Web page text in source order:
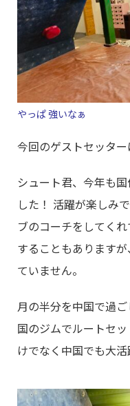
やっぱ 強いなぁ
今回のゲストセッタ
シュート君、今年も
した！ 活躍が楽しみ
ブのコーチをしてく
することもあります
ていません。
月の半分を中国で過
国のジムでルートセ
けでなく中国でも大活